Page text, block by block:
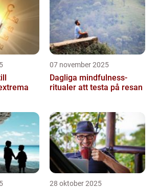
07 november 2025
Dagliga mindfulness-
ritualer att testa på resan
28 oktober 2025